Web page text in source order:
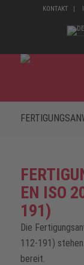
KONTAKT
EN ISO
191)
Die
112-191)
bereit.